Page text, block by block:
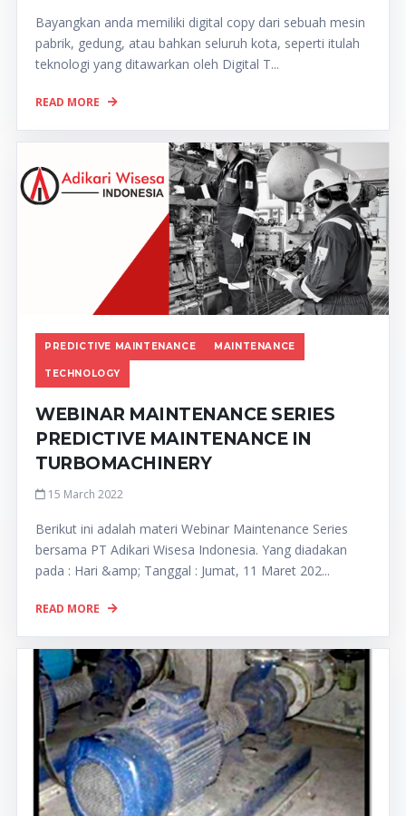
Bayangkan anda memiliki digital copy dari sebuah mesin
pabrik, gedung, atau bahkan seluruh kota, seperti itulah
teknologi yang ditawarkan oleh Digital T...
READ MORE
PREDICTIVE MAINTENANCE MAINTENANCE
TECHNOLOGY
WEBINAR MAINTENANCE SERIES
PREDICTIVE MAINTENANCE IN
TURBOMACHINERY
15 March 2022
Berikut ini adalah materi Webinar Maintenance Series
bersama PT Adikari Wisesa Indonesia. Yang diadakan
pada : Hari &amp; Tanggal : Jumat, 11 Maret 202...
READ MORE